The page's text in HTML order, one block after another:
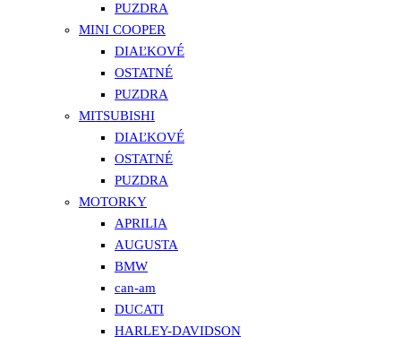
PUZDRA
MINI COOPER
DIAĽKOVÉ
OSTATNÉ
PUZDRA
MITSUBISHI
DIAĽKOVÉ
OSTATNÉ
PUZDRA
MOTORKY
APRILIA
AUGUSTA
BMW
can-am
DUCATI
HARLEY-DAVIDSON